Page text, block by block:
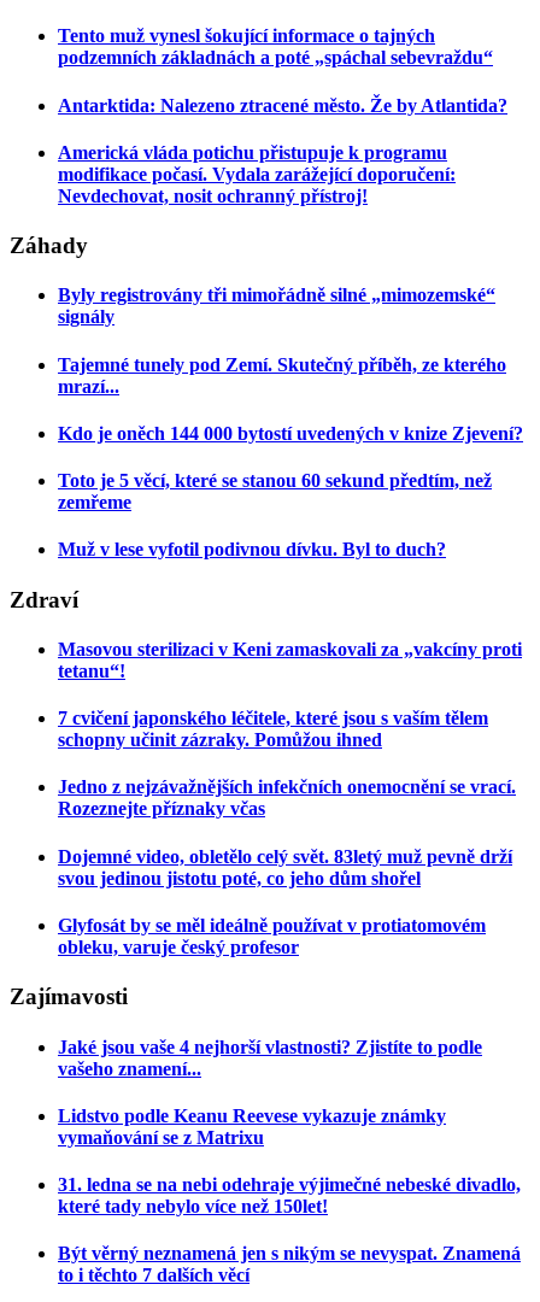
Tento muž vynesl šokující informace o tajných
podzemních základnách a poté „spáchal sebevraždu“
Antarktida: Nalezeno ztracené město. Že by Atlantida?
Americká vláda potichu přistupuje k programu
modifikace počasí. Vydala zarážející doporučení:
Nevdechovat, nosit ochranný přístroj!
Záhady
Byly registrovány tři mimořádně silné „mimozemské“
signály
Tajemné tunely pod Zemí. Skutečný příběh, ze kterého
mrazí...
Kdo je oněch 144 000 bytostí uvedených v knize Zjevení?
Toto je 5 věcí, které se stanou 60 sekund předtím, než
zemřeme
Muž v lese vyfotil podivnou dívku. Byl to duch?
Zdraví
Masovou sterilizaci v Keni zamaskovali za „vakcíny proti
tetanu“!
7 cvičení japonského léčitele, které jsou s vaším tělem
schopny učinit zázraky. Pomůžou ihned
Jedno z nejzávažnějších infekčních onemocnění se vrací.
Rozeznejte příznaky včas
Dojemné video, obletělo celý svět. 83letý muž pevně drží
svou jedinou jistotu poté, co jeho dům shořel
Glyfosát by se měl ideálně používat v protiatomovém
obleku, varuje český profesor
Zajímavosti
Jaké jsou vaše 4 nejhorší vlastnosti? Zjistíte to podle
vašeho znamení...
Lidstvo podle Keanu Reevese vykazuje známky
vymaňování se z Matrixu
31. ledna se na nebi odehraje výjimečné nebeské divadlo,
které tady nebylo více než 150let!
Být věrný neznamená jen s nikým se nevyspat. Znamená
to i těchto 7 dalších věcí